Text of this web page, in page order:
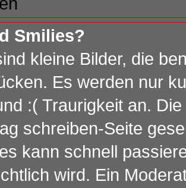
Smilies?
kleine Bilder, die
Es werden nur
:( Traurigkeit an.
schreiben-Seite
kann schnell
wird. Ein